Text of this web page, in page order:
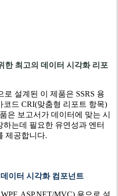
한 최고의 데이터 시각화 리포
설계된 이 제품은 SSRS 용
코드 CRI(맞춤형 리포트 항목)
은 보고서가 데이터에 맞는 시
는데 필요한 유연성과 엔터
제공합니다.
이터 시각화 컴포넌트
ASP.NET/MVC) 용으로 설